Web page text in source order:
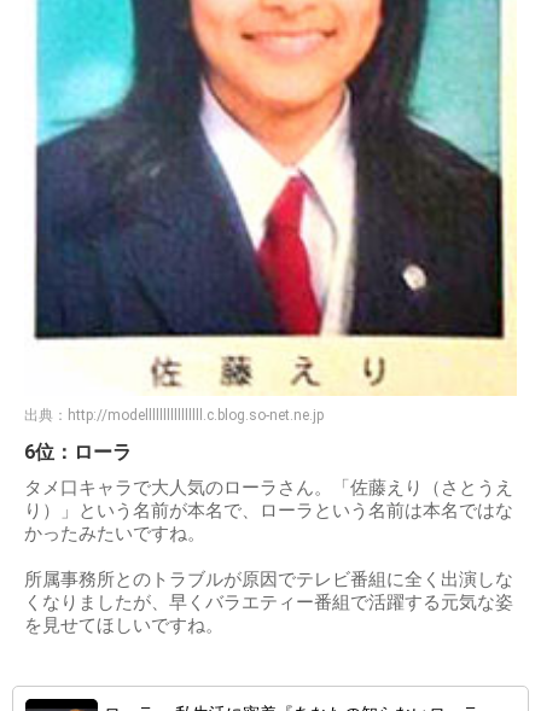
出典： http://modellllllllllllllll.c.blog.so-net.ne.jp
6位：ローラ
タメ口キャラで大人気のローラさん。「佐藤えり（さとうえ
り）」という名前が本名で、ローラという名前は本名ではな
かったみたいですね。
所属事務所とのトラブルが原因でテレビ番組に全く出演しな
くなりましたが、早くバラエティー番組で活躍する元気な姿
を見せてほしいですね。